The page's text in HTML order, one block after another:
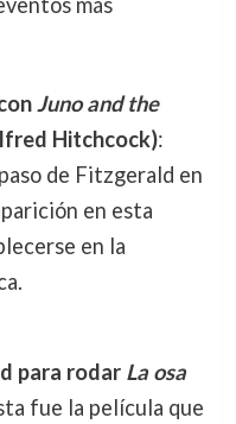
Juno and the
Hitchcock):
de Fitzgerald en
en esta
en la
para rodar La osa
fue la película que